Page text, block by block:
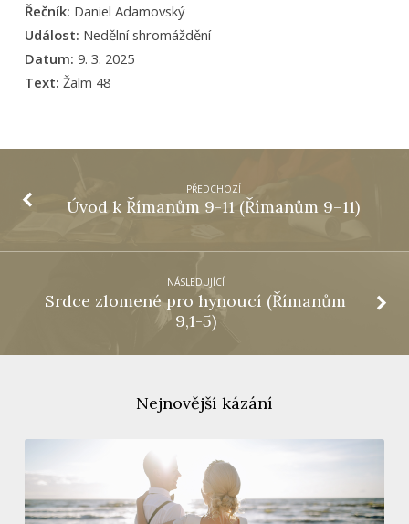
Řečník: Daniel Adamovský
Událost: Nedělní shromáždění
Datum: 9. 3. 2025
Text: Žalm 48
PŘEDCHOZÍ
Úvod k Římanům 9-11 (Římanům 9–11)
NÁSLEDUJÍCÍ
Srdce zlomené pro hynoucí (Římanům
9,1-5)
Nejnovější kázání